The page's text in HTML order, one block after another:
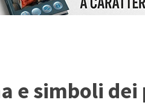
e simboli